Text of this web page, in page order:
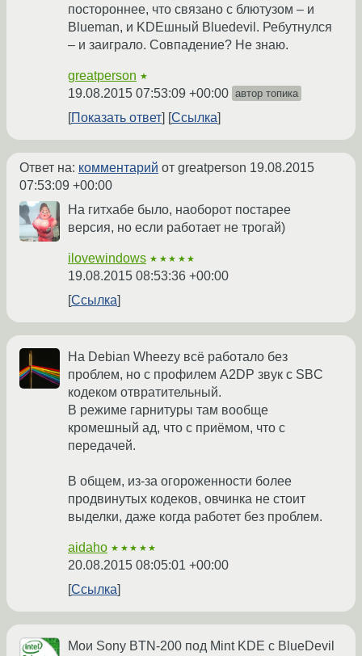
постороннее, что связано с блютузом – и
Blueman, и KDEшный Bluedevil. Ребутнулся
– и заиграло. Совпадение? Не знаю.
greatperson ★
19.08.2015 07:53:09 +00:00 автор топика
Показать ответ Ссылка
Ответ на: комментарий от greatperson 19.08.2015
07:53:09 +00:00
На гитхабе было, наоборот постарее
версия, но если работает не трогай)
ilovewindows ★★★★★
19.08.2015 08:53:36 +00:00
Ссылка
На Debian Wheezy всё работало без
проблем, но с профилем A2DP звук с SBC
кодеком отвратительный.
В режиме гарнитуры там вообще
кромешный ад, что с приёмом, что с
передачей.
В общем, из-за огороженности более
продвинутых кодеков, овчинка не стоит
выделки, даже когда работет без проблем.
aidaho ★★★★★
20.08.2015 08:05:01 +00:00
Ссылка
Мои Sony BTN-200 под Mint KDE с BlueDevil